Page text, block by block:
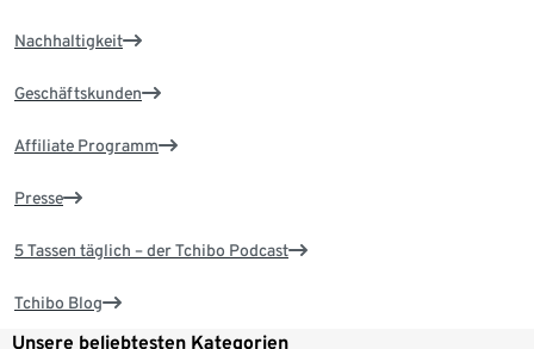
Nachhaltigkeit
Geschäftskunden
Affiliate Programm
Presse
5 Tassen täglich – der Tchibo Podcast
Tchibo Blog
Unsere beliebtesten Kategorien